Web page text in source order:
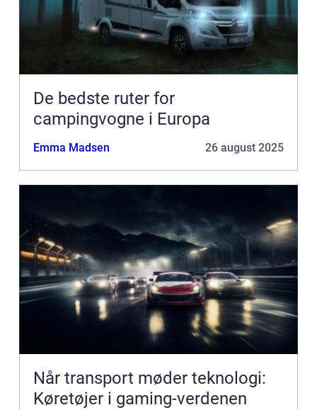
De bedste ruter for
campingvogne i Europa
Emma Madsen 26 august 2025
Når transport møder teknologi:
Køretøjer i gaming-verdenen